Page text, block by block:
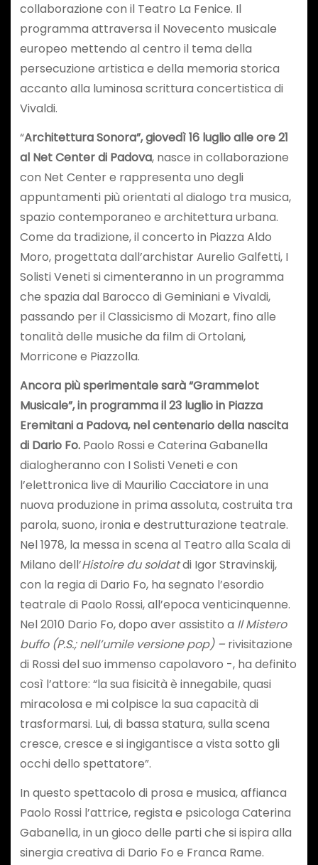
collaborazione con il Teatro La Fenice. Il
programma attraversa il Novecento musicale
europeo mettendo al centro il tema della
persecuzione artistica e della memoria storica
accanto alla luminosa scrittura concertistica di
Vivaldi.
“Architettura Sonora”, giovedì 16 luglio alle ore 21
al Net Center di Padova, nasce in collaborazione
con Net Center e rappresenta uno degli
appuntamenti più orientati al dialogo tra musica,
spazio contemporaneo e architettura urbana.
Come da tradizione, il concerto in Piazza Aldo
Moro, progettata dall’archistar Aurelio Galfetti, I
Solisti Veneti si cimenteranno in un programma
che spazia dal Barocco di Geminiani e Vivaldi,
passando per il Classicismo di Mozart, fino alle
tonalità delle musiche da film di Ortolani,
Morricone e Piazzolla.
Ancora più sperimentale sarà “Grammelot
Musicale”, in programma il 23 luglio in Piazza
Eremitani a Padova, nel centenario della nascita
di Dario Fo.Paolo Rossi e Caterina Gabanella
dialogheranno con I Solisti Veneti e con
l’elettronica live di Maurilio Cacciatore in una
nuova produzione in prima assoluta, costruita tra
parola, suono, ironia e destrutturazione teatrale.
Nel 1978, la messa in scena al Teatro alla Scala di
Milano dell’Histoire du soldatdi Igor Stravinskij,
con la regia di Dario Fo, ha segnato l’esordio
teatrale di Paolo Rossi, all’epoca venticinquenne.
Nel 2010 Dario Fo, dopo aver assistito a Il Mistero
buffo (P.S.; nell’umile versione pop) – rivisitazione
di Rossi del suo immenso capolavoro -, ha definito
così l’attore: “la sua fisicità è innegabile, quasi
miracolosa e mi colpisce la sua capacità di
trasformarsi. Lui, di bassa statura, sulla scena
cresce, cresce e si ingigantisce a vista sotto gli
occhi dello spettatore”.
In questo spettacolo di prosa e musica, affianca
Paolo Rossi l’attrice, regista e psicologa Caterina
Gabanella, in un gioco delle parti che si ispira alla
sinergia creativa di Dario Fo e Franca Rame.